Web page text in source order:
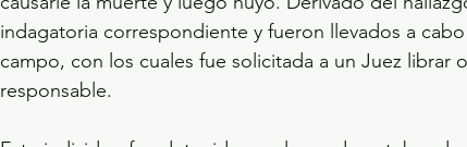
indagatoria correspondiente y fueron llevados a
campo, con los cuales fue solicitada a un Juez librar
responsable.